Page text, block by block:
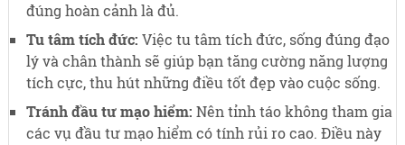
đúng hoàn cảnh là đủ.
Tu tâm tích đức: Việc tu tâm tích đức, sống đúng đạo
lý và chân thành sẽ giúp bạn tăng cường năng lượng
tích cực, thu hút những điều tốt đẹp vào cuộc sống.
Tránh đầu tư mạo hiểm: Nên tỉnh táo không tham gia
các vụ đầu tư mạo hiểm có tính rủi ro cao. Điều này